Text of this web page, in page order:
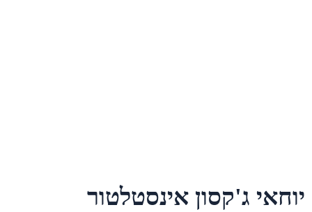
יוחאי ג'קסון אינסטלטור